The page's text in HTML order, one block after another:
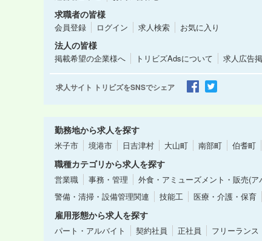
求職者の皆様
会員登録 ログイン 求人検索 お気に入り
法人の皆様
掲載希望の企業様へ トリビズAdsについて 求人広告
求人サイト トリビズをSNSでシェア
勤務地から求人を探す
米子市 境港市 日吉津村 大山町 南部町 伯耆町
職種カテゴリから求人を探す
営業職 事務・管理 外食・アミューズメント・販売(ア
警備・清掃・設備管理関連
技能工 医療・介護・保育
雇用形態から求人を探す
パート・アルバイト 契約社員 正社員 フリーランス